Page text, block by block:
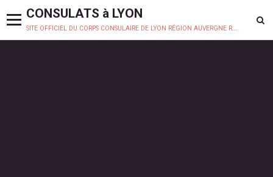
CONSULATS à LYON